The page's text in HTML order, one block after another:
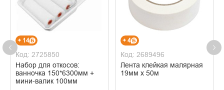
+ 14
Код: 2725850
Набор для откосов:
ванночка 150*6300мм +
мини-валик 100мм
+ 4
Код: 2689496
Лента клейкая малярная
19мм х 50м